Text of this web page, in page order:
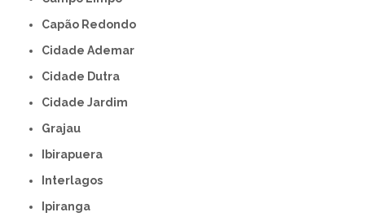
Capão Redondo
Cidade Ademar
Cidade Dutra
Cidade Jardim
Grajau
Ibirapuera
Interlagos
Ipiranga